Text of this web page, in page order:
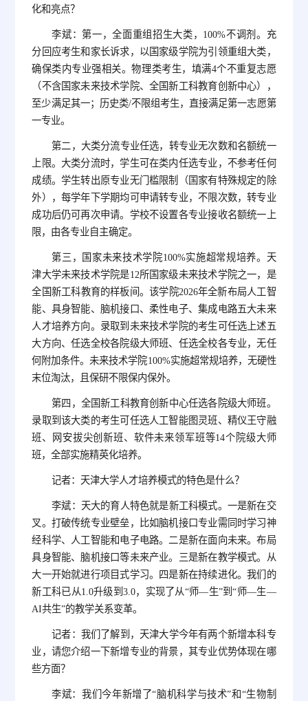
化和亮点？
李斌：第一，全面重组招生大类，100%不调剂。充
分回应考生和家长诉求，以国家级学院为引领重组大类，
确保类内专业强相关。物理类考生，填满4个不重复志愿
（不含国家未来技术学院、全国新工科教育创新中心），
至少满足其一；历史类/不限组考生，直接满足第一志愿第
一专业。
第二，大类分流专业任选，转专业无次数和名额统一
上限。大类分流时，学生可在类内任选专业，不参考任何
成绩。学生转出原专业无门槛限制（国家有特殊规定的除
外），每学年下学期均可申请转专业，不限次数，转专业
成功后仍可再次申请。学校不设置各专业接收名额统一上
限，由各专业自主确定。
第三，国家未来技术学院100%实施超常规培养。天
津大学未来技术学院是12所国家级未来技术学院之一，是
全国新工科教育的样板间。该学院2026年全新布局人工智
能、具身智能、脑机接口、柔性电子、集成电路五大未来
人才培养方向。录取到未来技术学院的考生可任选上述五
大方向、任选全校各院级大师班、任选全校各专业，无任
何附加条件。未来技术学院100%实施超常规培养，无硬性
末位淘汰，且保研不限保内保外。
第四，全国新工科教育创新中心任选各院级大师班。
录取到该大类的考生可任选人工智能图灵班、精仪王守融
班、网安拔尖创新班、软件未来领军班等14个院级大师
班，全部实施精英化培养。
记者：天津大学人才培养模式的特色是什么？
李斌：天大的育人特色就是新工科模式。一是新在交
叉。打破传统专业壁垒，比如脑机接口专业需同时学习神
经科学、人工智能和电子电路。二是新在面向未来。布局
具身智能、脑机接口等未来产业。三是新在教学模式。从
大一开始就进行项目式学习。四是新在持续进化。我们的
新工科已从1.0升级到3.0，实现了从“师—生”到“师—生—
AI共生”的教学关系变革。
记者：我们了解到，天津大学今年有两个新增本科专
业，请您介绍一下新增专业的背景，其专业优势体现在哪
些方面？
李斌：我们今年新增了“脑机科学与技术”和“生物制